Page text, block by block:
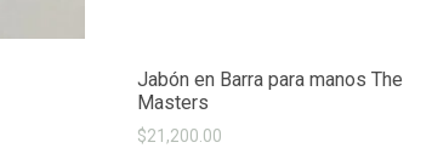
Jabón en Barra para manos The
Masters
$21,200.00